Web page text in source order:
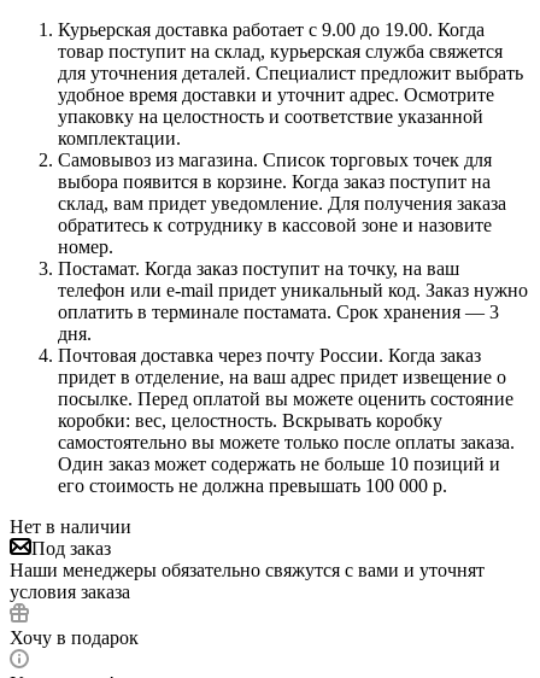
Курьерская доставка работает с 9.00 до 19.00. Когда
товар поступит на склад, курьерская служба свяжется
для уточнения деталей. Специалист предложит выбрать
удобное время доставки и уточнит адрес. Осмотрите
упаковку на целостность и соответствие указанной
комплектации.
Самовывоз из магазина. Список торговых точек для
выбора появится в корзине. Когда заказ поступит на
склад, вам придет уведомление. Для получения заказа
обратитесь к сотруднику в кассовой зоне и назовите
номер.
Постамат. Когда заказ поступит на точку, на ваш
телефон или e-mail придет уникальный код. Заказ нужно
оплатить в терминале постамата. Срок хранения — 3
дня.
Почтовая доставка через почту России. Когда заказ
придет в отделение, на ваш адрес придет извещение о
посылке. Перед оплатой вы можете оценить состояние
коробки: вес, целостность. Вскрывать коробку
самостоятельно вы можете только после оплаты заказа.
Один заказ может содержать не больше 10 позиций и
его стоимость не должна превышать 100 000 р.
Нет в наличии
Под заказ
Наши менеджеры обязательно свяжутся с вами и уточнят
условия заказа
Хочу в подарок